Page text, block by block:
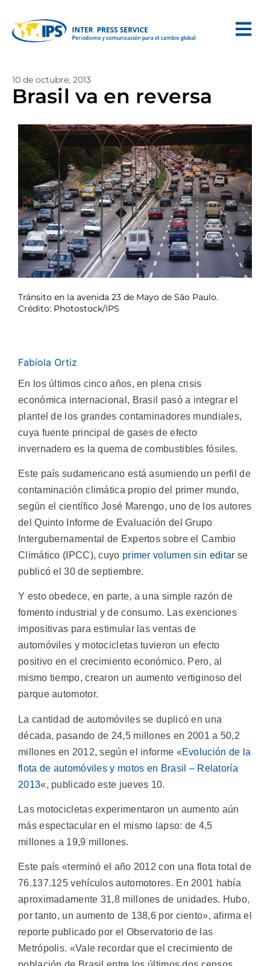
10 de octubre, 2013
Brasil va en reversa
Tránsito en la avenida 23 de Mayo de São Paulo.
Crédito: Photostock/IPS
Fabíola Ortiz
En los últimos cinco años, en plena crisis
económica internacional, Brasil pasó a integrar el
plantel de los grandes contaminadores mundiales,
cuya fuente principal de gases de efecto
invernadero es la quema de combustibles fósiles.
Este país sudamericano está asumiendo un perfil de
contaminación climática propio del primer mundo,
según el científico José Marengo, uno de los autores
del Quinto Informe de Evaluación del Grupo
Intergubernamental de Expertos sobre el Cambio
Climático (IPCC), cuyo primer volumen sin editar se
publicó el 30 de septiembre.
Y esto obedece, en parte, a una simple razón de
fomento industrial y de consumo. Las exenciones
impositivas para estimular las ventas de
automóviles y motocicletas tuvieron un efecto
positivo en el crecimiento económico. Pero, al
mismo tiempo, crearon un aumento vertiginoso del
parque automotor.
La cantidad de automóviles se duplicó en una
década, pasando de 24,5 millones en 2001 a 50,2
millones en 2012, según el informe «Evolución de la
flota de automóviles y motos en Brasil – Relatoría
2013«, publicado este jueves 10.
Las motocicletas experimentaron un aumento aún
más espectacular en el mismo lapso: de 4,5
millones a 19,9 millones.
Este país «terminó el año 2012 con una flota total de
76.137.125 vehículos automotores. En 2001 había
aproximadamente 31,8 millones de unidades. Hubo,
por tanto, un aumento de 138,6 por ciento», afirma el
reporte publicado por el Observatorio de las
Metrópolis. «Vale recordar que el crecimiento de